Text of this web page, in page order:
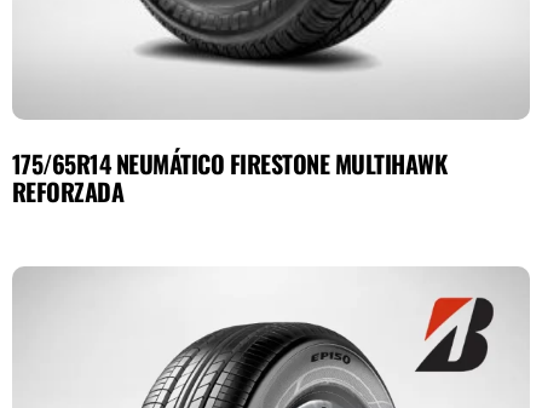
175/65R14 NEUMÁTICO FIRESTONE MULTIHAWK
REFORZADA